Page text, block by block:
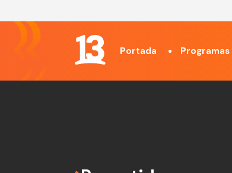
Portada Programas